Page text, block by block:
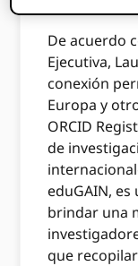
De acuerdo
Ejecutiva,
conexión
Europa y
ORCID
de
eduGAIN,
brindar una
que